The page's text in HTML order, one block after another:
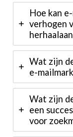
Hoe kan
verhogen
Wat zijn
e-
Wat zijn
een
voor